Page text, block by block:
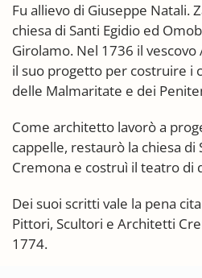
Fu allievo di Giuseppe Natali.
chiesa di Santi Egidio ed
Girolamo. Nel 1736 il
il suo progetto per costruire i
delle Malmaritate e dei
Come architetto lavorò a
cappelle, restaurò la chiesa di
Cremona e costruì il teatro di
Dei suoi scritti vale la pena
Pittori, Scultori e Architetti
1774.